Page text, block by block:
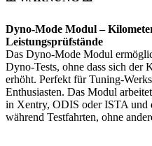
Dyno-Mode Modul –
Leistungsprüfstände
Das Dyno-Mode Modul
Dyno-Tests, ohne dass sich der
erhöht. Perfekt für Tuning-
Enthusiasten. Das Modul
in Xentry, ODIS oder ISTA und
während Testfahrten, ohne